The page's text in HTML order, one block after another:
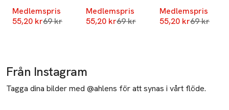
Medlemspris
55,20 krLägsta pris 30 dagar
69 kr
klistermärken
Medlemspris
55,20 krLägsta pris 30 dagar
69 kr
Medlemspris
55,20 krLägsta
69 kr
Från Instagram
Tagga dina bilder med @ahlens för att synas i vårt flöde.